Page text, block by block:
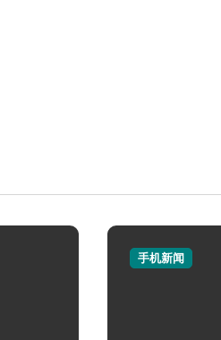
手机新闻